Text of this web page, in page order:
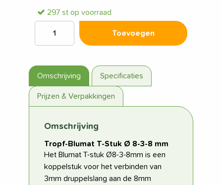
297 st op voorraad
Toevoegen
Omschrijving Specificaties
Prijzen & Verpakkingen
Omschrijving
Tropf-Blumat T-Stuk Ø 8-3-8 mm
Het Blumat T-stuk Ø8-3-8mm is een
koppelstuk voor het verbinden van
3mm druppelslang aan de 8mm